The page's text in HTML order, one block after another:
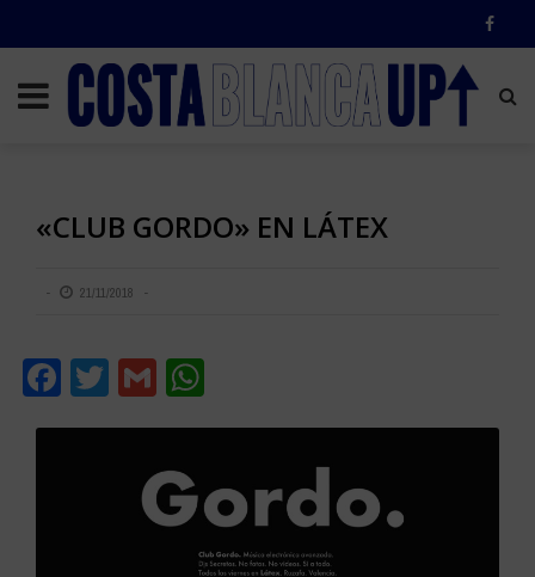
«CLUB GORDO» EN LÁTEX
21/11/2018
Facebook
Twitter
Gmail